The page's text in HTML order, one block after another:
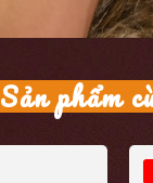
Sản phẩm